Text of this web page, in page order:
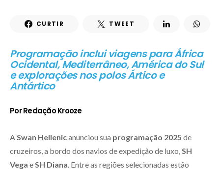
CURTIR TWEET
Programação inclui viagens para África
Ocidental, Mediterrâneo, América do Sul
e explorações nos polos Ártico e
Antártico
Por Redação Krooze
A Swan Hellenicanunciou sua programação 2025 de
cruzeiros, a bordo dos navios de expedição de luxo, SH
Vega e SH Diana . Entre as regiões selecionadas estão